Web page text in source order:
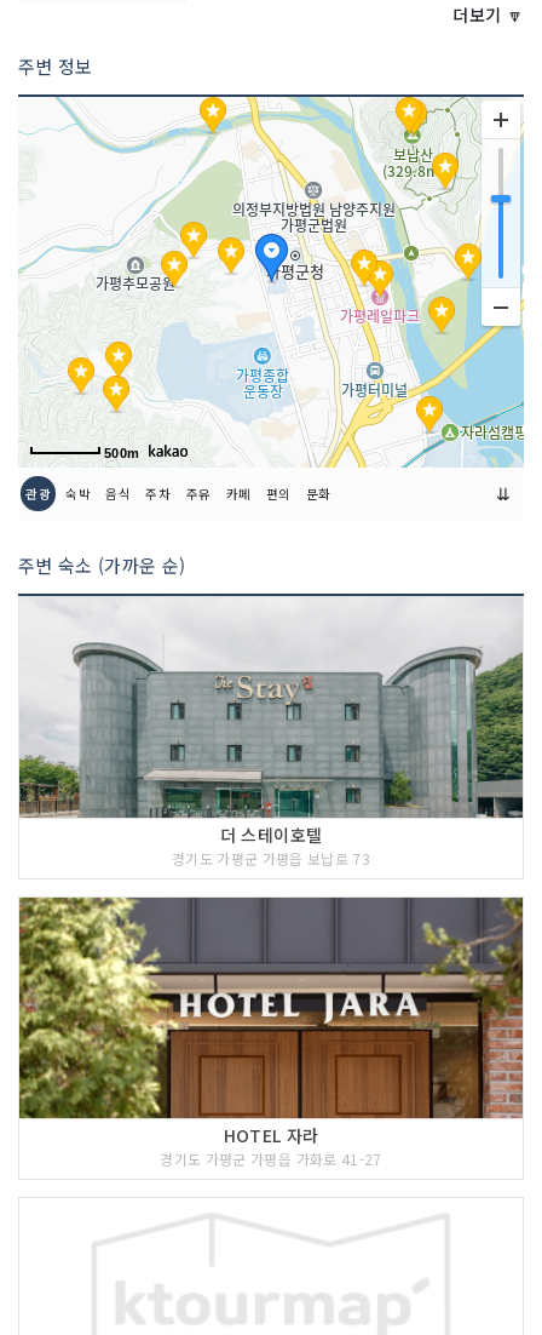
더보기 🔽
주변 정보
500m
관광 숙박 음식 주차 주유 카페 편의 문화 ⇊
주변 숙소 (가까운 순)
더 스테이호텔
경기도 가평군 가평읍 보납로 73
HOTEL 자라
경기도 가평군 가평읍 가화로 41-27